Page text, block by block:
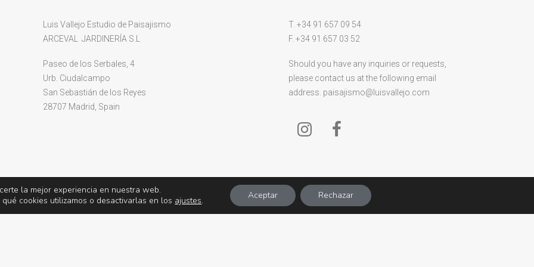
Luis Vallejo Estudio de Paisajismo
ARCEVAL JARDINERÍA S.L
Paseo de los Serbales, 4
Urb. Ciudalcampo
San Sebastián de los Reyes
28707 Madrid, Spain
T. +34 91 657 09 54
F. +34 91 657 03 52
Should you have any inquiries or requests,
please contact us at the following email
address. paisajismo@luisvallejo.com
la mejor experiencia en nuestra web.
cookies utilizamos o desactivarlas en los ajustes. Aceptar Rechazar